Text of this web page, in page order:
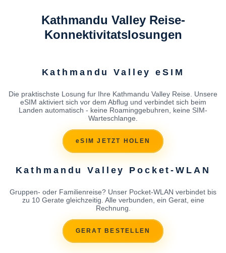
Kathmandu Valley Reise-
Konnektivitatslosungen
Kathmandu Valley eSIM
Die praktischste Losung fur Ihre Kathmandu Valley Reise. Unsere
eSIM aktiviert sich vor dem Abflug und verbindet sich beim
Landen automatisch - keine Roaminggebuhren, keine SIM-
Warteschlange.
eSIM JETZT HOLEN
Kathmandu Valley Pocket-WLAN
Gruppen- oder Familienreise? Unser Pocket-WLAN verbindet bis
zu 10 Gerate gleichzeitig. Alle verbunden, ein Gerat, eine
Rechnung.
GERAT BESTELLEN